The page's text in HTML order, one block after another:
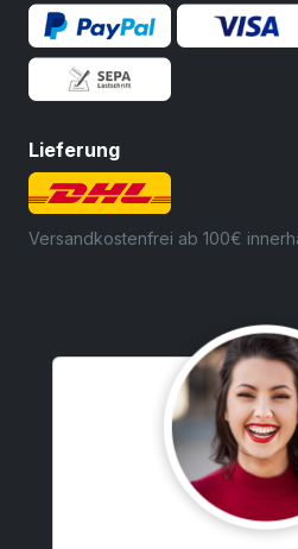
Lieferung
Versandkostenfrei ab 100€